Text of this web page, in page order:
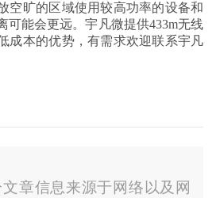
空旷的区域使用较高功率的设备和
可能会更远。宇凡微提供433m无线
成本的优势，有需求欢迎联系宇凡
章信息来源于网络以及网